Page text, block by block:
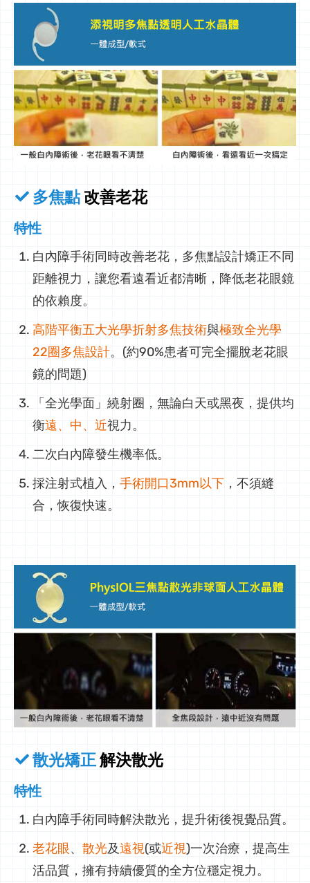
多焦點 改善老花
特性
白內障手術同時改善老花，多焦點設計矯正不同
距離視力，讓您看遠看近都清晰，降低老花眼鏡
的依賴度。
高階平衡五大光學折射多焦技術與極致全光學
22圈多焦設計。(約90%患者可完全擺脫老花眼
鏡的問題)
「全光學面」繞射圈，無論白天或黑夜，提供均
衡遠、中、近視力。
二次白內障發生機率低。
採注射式植入， 手術開口3mm以下 ，不須縫
合，恢復快速。
散光矯正解決散光
特性
白內障手術同時解決散光，提升術後視覺品質。
老花眼、 散光及遠視(或近視)一次治療，提高生
活品質，擁有持續優質的全方位穩定視力。